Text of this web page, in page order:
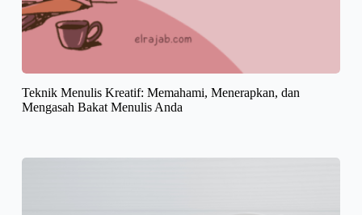
Teknik Menulis Kreatif: Memahami, Menerapkan, dan
Mengasah Bakat Menulis Anda